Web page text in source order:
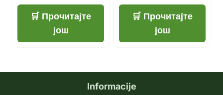
Прочитајте
још
Прочитајте
још
Informacije